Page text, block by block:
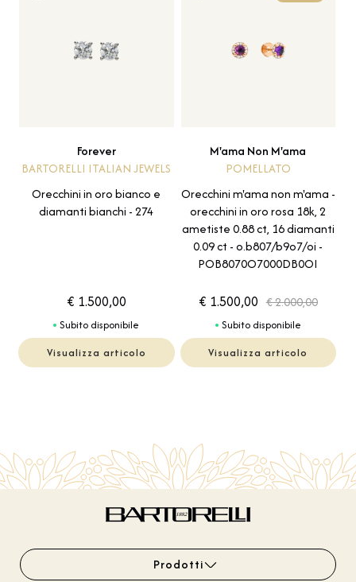
Forever
BARTORELLI ITALIAN JEWELS
Orecchini in oro bianco e
diamanti bianchi - 274
€ 1.500,00
Subito disponibile
Visualizza articolo
M'ama Non M'ama
POMELLATO
Orecchini m'ama non m'ama -
orecchini in oro rosa 18k, 2
ametiste 0.88 ct, 16 diamanti
0.09 ct - o.b807/b9o7/oi -
POB8070O7000DB0OI
€ 1.500,00 € 2.000,00
Subito disponibile
Visualizza articolo
Prodotti